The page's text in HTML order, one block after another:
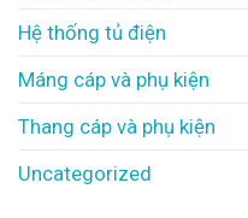
Hệ thống tủ điện
Máng cáp và phụ kiện
Thang cáp và phụ kiện
Uncategorized